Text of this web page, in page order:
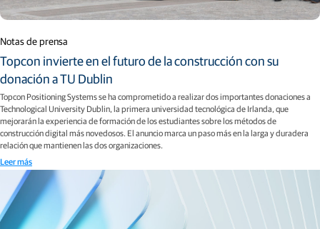
Notas de prensa
Topcon invierte en el futuro de la construcción con su
donación a TU Dublin
Topcon Positioning Systems se ha comprometido a realizar dos importantes donaciones a
Technological University Dublin, la primera universidad tecnológica de Irlanda, que
mejorarán la experiencia de formación de los estudiantes sobre los métodos de
construcción digital más novedosos. El anuncio marca un paso más en la larga y duradera
relación que mantienen las dos organizaciones.
Leer más